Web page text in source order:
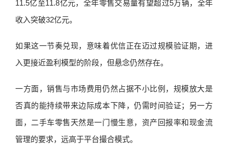
11.5亿至11.8亿元，全年零售交易量有望超过5万辆，全年
收入突破32亿元。
如果这一节奏兑现，意味着优信正在迈过规模验证期，进
入更接近盈利模型的阶段，但悬念仍然存在。
一方面，销售与市场费用仍然占据不小比例，规模放大是
否真的能持续带来边际成本下降，仍需时间验证；另一方
面，二手车零售天然是一门慢生意，资产回报率和现金流
管理的要求，远高于平台撮合模式。